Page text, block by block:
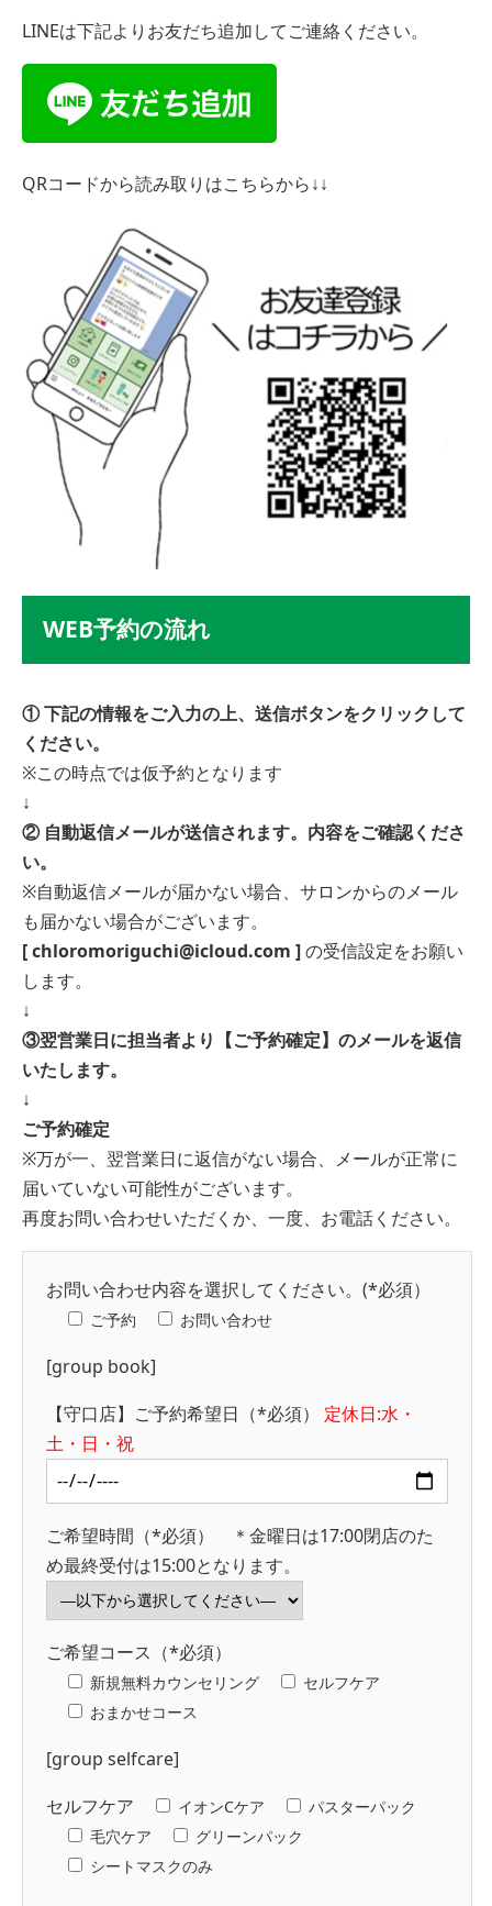
LINEは下記よりお友だち追加してご連絡ください。
QRコードから読み取りはこちらから↓↓
WEB予約の流れ
① 下記の情報をご入力の上、送信ボタンをクリックして
ください。
※この時点では仮予約となります
↓
② 自動返信メールが送信されます。内容をご確認くださ
い。
※自動返信メールが届かない場合、サロンからのメール
も届かない場合がございます。
[ chloromoriguchi@icloud.com ]の受信設定をお願い
します。
↓
③翌営業日に担当者より【ご予約確定】のメールを返信
いたします。
↓
ご予約確定
※万が一、翌営業日に返信がない場合、メールが正常に
届いていない可能性がございます。
再度お問い合わせいただくか、一度、お電話ください。
お問い合わせ内容を選択してください。(*必須）
ご予約 お問い合わせ
[group book]
【守口店】ご予約希望日（*必須） 定休日:水・
土・日・祝
ご希望時間（*必須） ＊金曜日は17:00閉店のた
め最終受付は15:00となります。
ご希望コース（*必須）
新規無料カウンセリング
セルフケア
おまかせコース
[group selfcare]
セルフケア
イオンCケア
パスターパック
毛穴ケア
グリーンパック
シートマスクのみ